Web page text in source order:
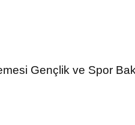
Gençlik ve Spor